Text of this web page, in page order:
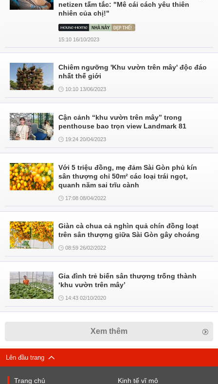
netizen tấm tắc: "Mê cái cách yêu thiên
nhiên của chị!"
15:10 16/10/2023
Chiêm ngưỡng 'Khu vườn trên mây' độc đáo
nhất thế giới
10:10 13/06/2023
Cận cảnh “khu vườn trên mây” trong
penthouse bao trọn view Landmark 81
19:24 20/04/2023
Với 5 triệu đồng, mẹ đảm Sài Gòn phủ kín
sân thượng chỉ 50m² các loại trái ngọt,
quanh năm sai trĩu cành
17:08 08/04/2022
Giàn cà chua cả nghìn quả chín đồng loạt
trên sân thượng giữa Sài Gòn gây choáng
08:59 26/02/2022
Gia đình trẻ biến sân thượng trống thành
‘khu vườn trên mây’
14:43 02/10/2020
Xem thêm
Lên đầu trang
Trang chủ Kinh tế vĩ mô